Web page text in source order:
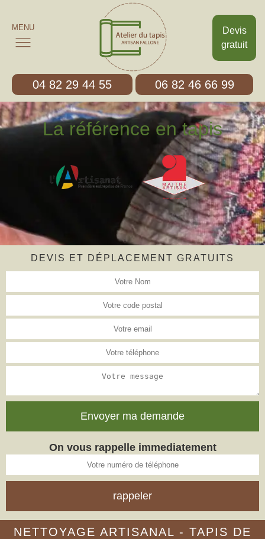
Devis
gratuit
MENU
04 82 29 44 55 06 82 46 66 99
La référence en tapis
DEVIS ET DÉPLACEMENT GRATUITS
On vous rappelle immediatement
NETTOYAGE ARTISANAL - TAPIS DE